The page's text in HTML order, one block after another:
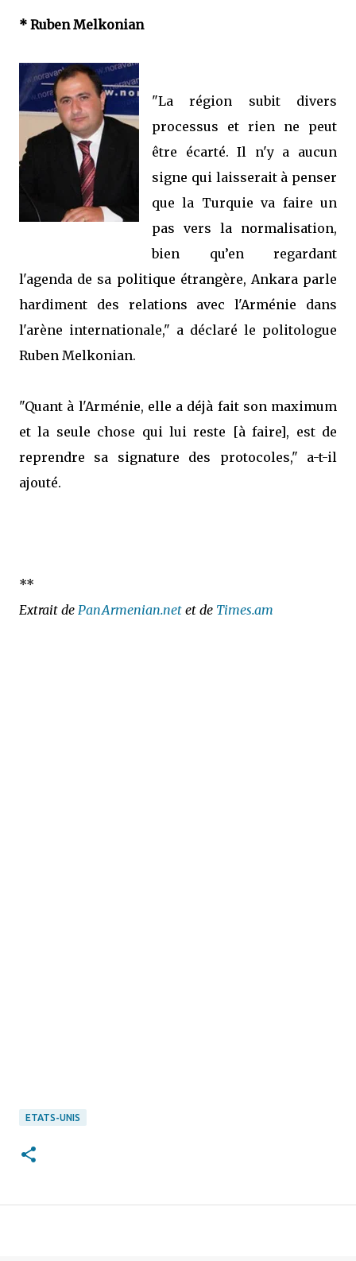
* Ruben Melkonian
"La région subit divers
processus et rien ne peut
être écarté. Il n'y a aucun
signe qui laisserait à penser
que la Turquie va faire un
pas vers la normalisation,
bien qu’en regardant
l'agenda de sa politique étrangère, Ankara parle
hardiment des relations avec l'Arménie dans
l'arène internationale," a déclaré le politologue
Ruben Melkonian.
"Quant à l'Arménie, elle a déjà fait son maximum
et la seule chose qui lui reste [à faire], est de
reprendre sa signature des protocoles," a-t-il
ajouté.
**
Extrait de PanArmenian.net et de Times.am
ETATS-UNIS